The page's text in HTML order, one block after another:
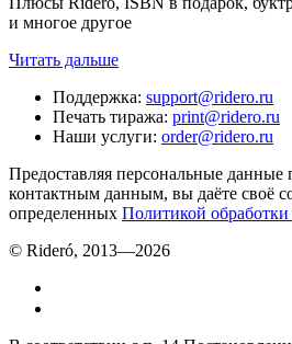
и многое другое
Читать дальше
Поддержка: support@ridero.ru
Печать тиража: print@ridero.ru
Наши услуги: order@ridero.ru
Предоставляя персональные данные
контактным данным, вы даёте своё
определенных Политикой
© Rideró, 2013—2026